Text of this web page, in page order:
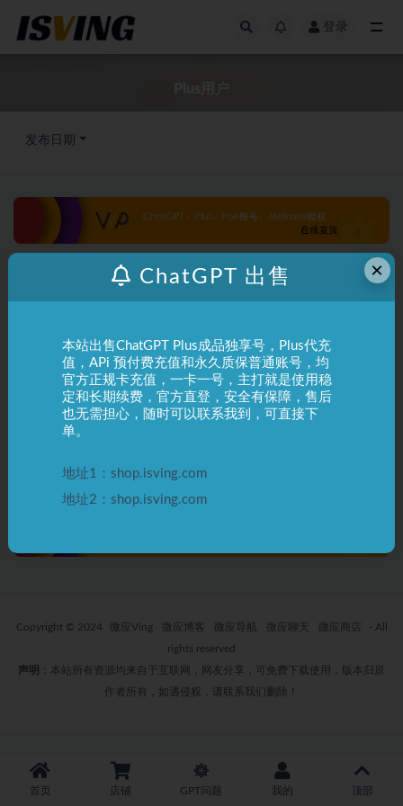
登录
发布日期
ChatGPT 常见问题
ChatGPT Plus续费充值，到账延
迟，如何申诉？
Copyright © 2024 微应Ving 微应博客 微应导航 微应聊天 微应商店
- All
rights reserved
声明
：本站所有资源均来自于互联网，网友分享，可免费下载使用，版本归原
作者所有，如遇侵权，请联系我们删除！
首页 店铺 GPT问题 我的 顶部
×
ChatGPT 出售
本站出售ChatGPT Plus成品独享号，Plus代充
值，APi 预付费充值和永久质保普通账号，均
官方正规卡充值，一卡一号，主打就是使用稳
定和长期续费，官方直登，安全有保障，售后
也无需担心，随时可以联系我到，可直接下
单。
地址1：shop.isving.com
地址2：shop.isving.com